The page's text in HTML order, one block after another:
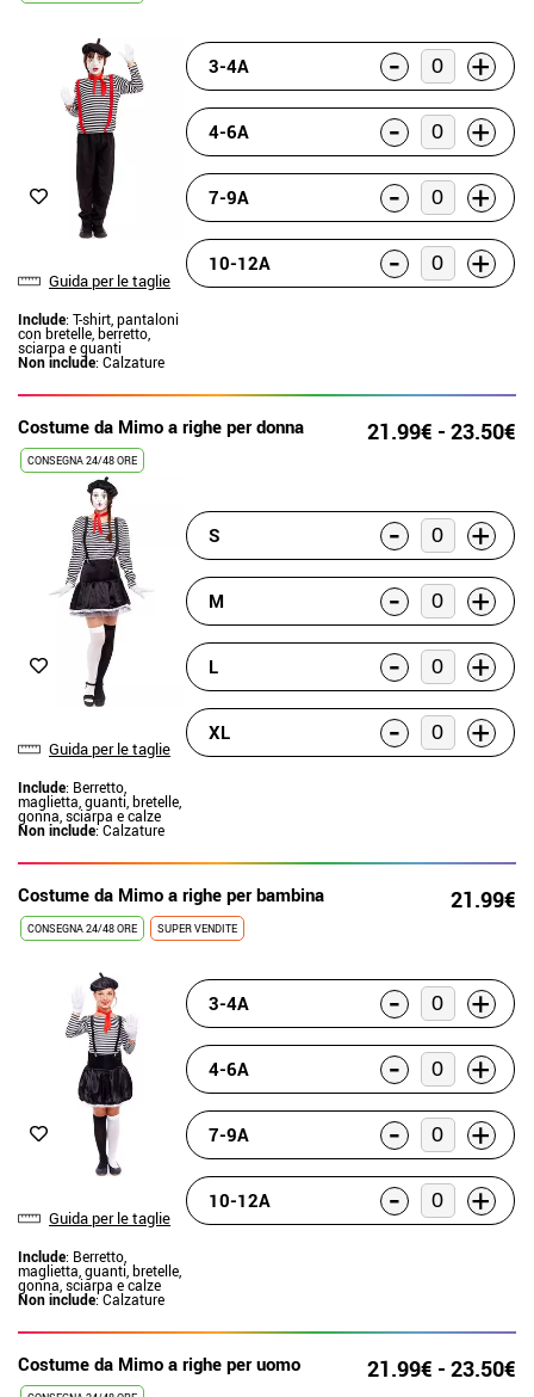
Guida per le taglie
Include: T-shirt, pantaloni
con bretelle, berretto,
sciarpa e guanti
Non include: Calzature
3-4A - +
4-6A - +
7-9A - +
10-12A - +
Costume da Mimo a righe per donna 21.99€ - 23.50€
CONSEGNA 24/48 ORE
Guida per le taglie
Include: Berretto,
maglietta, guanti, bretelle,
gonna, sciarpa e calze
Non include: Calzature
S - +
M - +
L - +
XL - +
Costume da Mimo a righe per bambina 21.99€
CONSEGNA 24/48 ORE SUPER VENDITE
Guida per le taglie
Include: Berretto,
maglietta, guanti, bretelle,
gonna, sciarpa e calze
Non include: Calzature
3-4A - +
4-6A - +
7-9A - +
10-12A - +
Costume da Mimo a righe per uomo 21.99€ - 23.50€